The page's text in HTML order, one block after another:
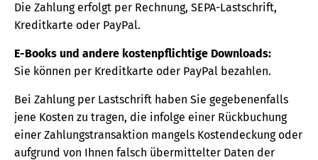
Die Zahlung erfolgt per Rechnung, SEPA-Lastschrift,
Kreditkarte oder PayPal.
E-Books und andere kostenpflichtige Downloads:
Sie können per Kreditkarte oder PayPal bezahlen.
Bei Zahlung per Lastschrift haben Sie gegebenenfalls
jene Kosten zu tragen, die infolge einer Rückbuchung
einer Zahlungstransaktion mangels Kostendeckung oder
aufgrund von Ihnen falsch übermittelter Daten der